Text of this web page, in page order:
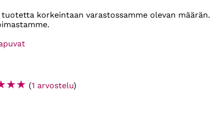
korkeintaan varastossamme olevan määrän.
☆☆ (1 arvostelu)